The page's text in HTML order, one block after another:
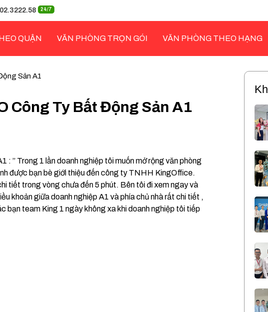
24/7
QUẬN VĂN PHÒNG TRỌN GÓI VĂN PHÒNG THEO HẠNG
Sản A1
Công Ty Bất Động Sản A1
” Trong 1 lần doanh nghiệp tôi muốn mở rộng văn phòng
được bạn bè giới thiệu đến công ty TNHH KingOffice.
tiết trong vòng chưa đến 5 phút. Bên tôi đi xem ngay và
khoản giữa doanh nghiệp A1 và phía chủ nhà rất chi tiết ,
team King 1 ngày không xa khi doanh nghiệp tôi tiếp